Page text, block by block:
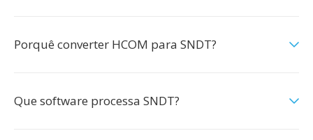
Porquê converter HCOM para SNDT?
Que software processa SNDT?